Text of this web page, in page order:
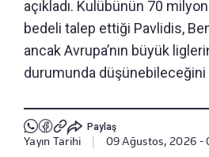
açıkladı. Kulübünün 70
bedeli talep ettiği Pavlidis,
ancak Avrupa’nın büyük
durumunda
Paylaş
Yayın Tarihi 09 Ağustos, 2026 -